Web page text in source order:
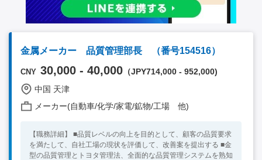
金属メーカー 品質管理部長 （番号154516）
CNY 30,000 - 40,000 （JPY714,000 - 952,000)
中国 天津
メーカー(自動車/化学/家電/鉱物/工場 他)
【職務詳細】 ■品質レベルの向上を目的として、顧客の品質要求
を満たして、自社工場の現状を評価して、改善案を提出する ■金
型の品質管理とトヨタ管理法、全面的な品質管理システムを熟知